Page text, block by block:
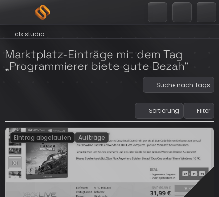
cls studio
Marktplatz-Einträge mit dem Tag
„Programmierer biete gute Bezah“
Suche nach Tags
Sortierung Filter
Eintrag abgelaufen Aufträge